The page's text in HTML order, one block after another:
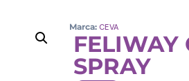
Marca: CEVA
FELIWAY
SPRAY